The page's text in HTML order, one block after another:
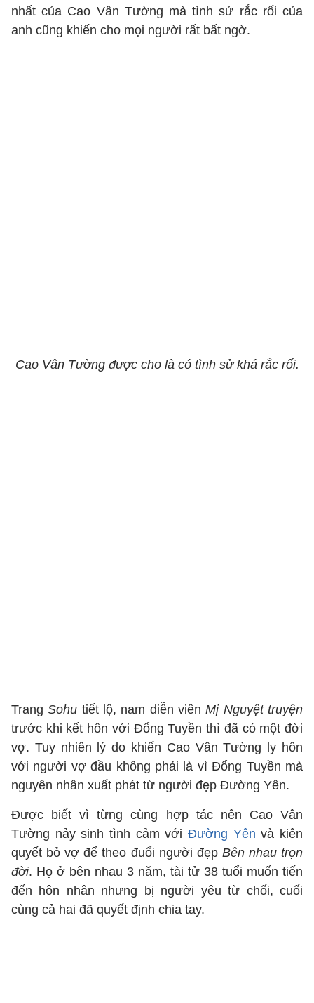
nhất của Cao Vân Tường mà tình sử rắc rối của
anh cũng khiến cho mọi người rất bất ngờ.
Cao Vân Tường được cho là có tình sử khá rắc rối.
TrangSohu tiết lộ, nam diễn viên Mị Nguyệt truyện
trước khi kết hôn với Đổng Tuyền thì đã có một đời
vợ. Tuy nhiên lý do khiến Cao Vân Tường ly hôn
với người vợ đầu không phải là vì Đổng Tuyền mà
nguyên nhân xuất phát từ người đẹp Đường Yên.
Được biết vì từng cùng hợp tác nên Cao Vân
Tường nảy sinh tình cảm với Đường Yên và kiên
quyết bỏ vợ để theo đuổi người đẹpBên nhau trọn
đời. Họ ở bên nhau 3 năm, tài tử 38 tuổi muốn tiến
đến hôn nhân nhưng bị người yêu từ chối, cuối
cùng cả hai đã quyết định chia tay.